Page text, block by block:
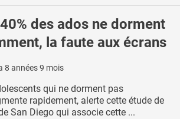
des ados ne dorment
la faute aux écrans
8 années 9 mois
qui ne dorment pas
rapidement, alerte cette étude de
San Diego qui associe cette ...